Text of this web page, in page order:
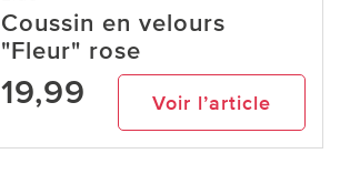
Coussin en velours
"Fleur" rose
19,99 Voir l’article